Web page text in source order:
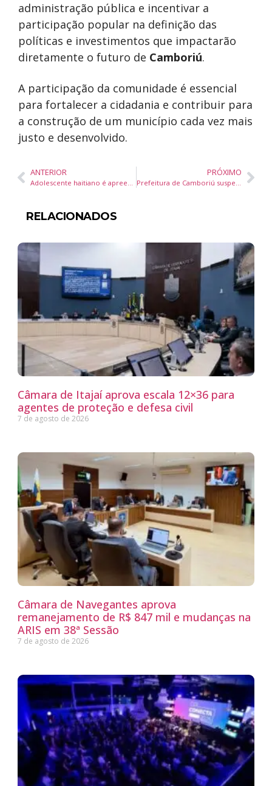
administração pública e incentivar a
participação popular na definição das
políticas e investimentos que impactarão
diretamente o futuro de Camboriú.
A participação da comunidade é essencial
para fortalecer a cidadania e contribuir para
a construção de um município cada vez mais
justo e desenvolvido.
ANTERIOR
Adolescente haitiano é apreendido por tráfico de drogas em Balneário Camboriú
PRÓXIMO
Prefeitura de Camboriú suspende obras em cemitérios para organização do Dia de Finados
RELACIONADOS
Câmara de Itajaí aprova escala 12×36 para
agentes de proteção e defesa civil
7 de agosto de 2026
Câmara de Navegantes aprova
remanejamento de R$ 847 mil e mudanças na
ARIS em 38ª Sessão
7 de agosto de 2026